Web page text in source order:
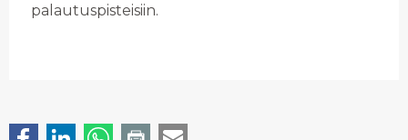
palautuspisteisiin.